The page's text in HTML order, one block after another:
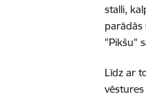
stalli,
parādās
"Pikšu"
Līdz ar